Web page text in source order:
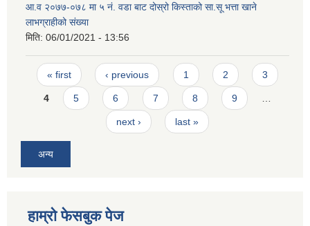
आ.व २०७७-०७८ मा ५ न‌ं. वडा बाट दोस्रो किस्ताको सा.सू भत्ता खाने
लाभग्राहीको संख्या
मिति: 06/01/2021 - 13:56
Pages
« first ‹ previous 1 2 3
4 5 6 7 8 9
next › last »
अन्य
हाम्रो फेसबुक पेज